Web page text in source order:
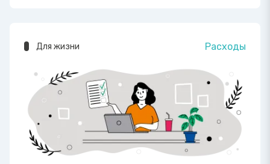
Для жизни Расходы